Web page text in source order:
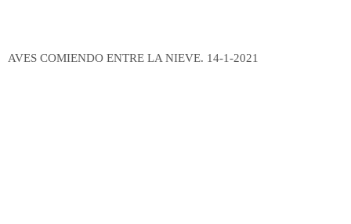
AVES COMIENDO ENTRE LA NIEVE. 14-1-2021